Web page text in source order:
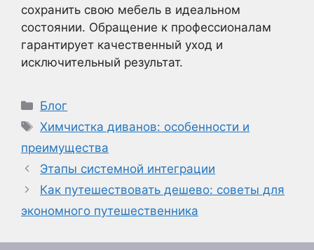
сохранить свою мебель в идеальном
состоянии. Обращение к профессионалам
гарантирует качественный уход и
исключительный результат.
Рубрики
Блог
Метки
Химчистка диванов: особенности и
преимущества
Этапы системной интеграции
Как путешествовать дешево: советы для
экономного путешественника